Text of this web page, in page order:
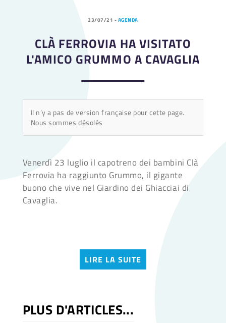
23/07/21 - AGENDA
CLÀ FERROVIA HA VISITATO
L'AMICO GRUMMO A CAVAGLIA
Il n’y a pas de version française pour cette page.
Nous sommes désolés
Venerdì 23 luglio il capotreno dei bambini Clà
Ferrovia ha raggiunto Grummo, il gigante
buono che vive nel Giardino dei Ghiacciai di
Cavaglia.
LIRE LA SUITE
PLUS D'ARTICLES...